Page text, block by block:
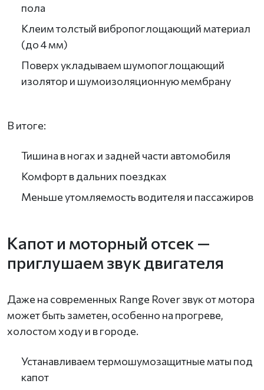
пола
Клеим толстый вибропоглощающий материал
(до 4 мм)
Поверх укладываем шумопоглощающий
изолятор и шумоизоляционную мембрану
В итоге:
Тишина в ногах и задней части автомобиля
Комфорт в дальних поездках
Меньше утомляемость водителя и пассажиров
Капот и моторный отсек —
приглушаем звук двигателя
Даже на современных Range Rover звук от мотора
может быть заметен, особенно на прогреве,
холостом ходу и в городе.
Устанавливаем термошумозащитные маты под
капот